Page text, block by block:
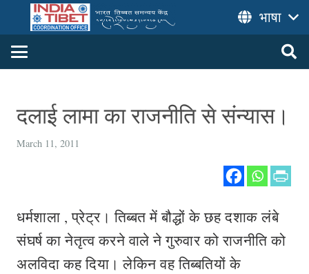
भाषा
दलाई लामा का राजनीति से संन्यास।
March 11, 2011
धर्मशाला , प्रेट्र। तिब्बत में बौद्धों के छह दशाक लंबे
संघर्ष का नेतृत्व करने वाले ने गुरुवार को राजनीति को
अलविदा कह दिया। लेकिन वह तिब्बतियों के